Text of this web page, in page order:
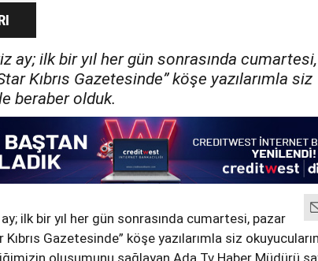
ay; ilk bir yıl her gün sonrasında
Kıbrıs Gazetesinde” köşe yazılarımla siz
beraber olduk.
ilk bir yıl her gün sonrasında cumartesi, pazar
Kıbrıs Gazetesinde” köşe yazılarımla siz
oluşumunu sağlayan Ada Tv Haber Müdürü